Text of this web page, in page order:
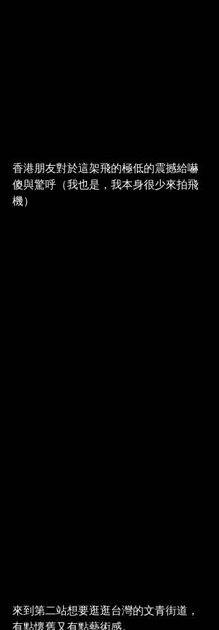
香港朋友對於這架飛的極低的震撼給嚇
傻與驚呼（我也是，我本身很少來拍飛
機）
來到第二站想要逛逛台灣的文青街道，
有點懷舊又有點藝術感。